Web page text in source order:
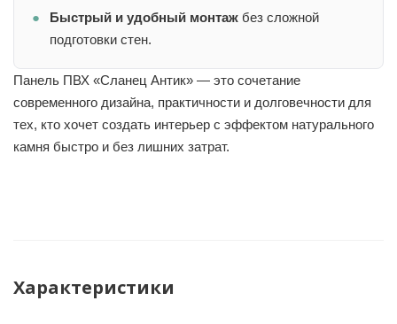
Быстрый и удобный монтаж без сложной
подготовки стен.
Панель ПВХ «Сланец Антик» — это сочетание
современного дизайна, практичности и долговечности для
тех, кто хочет создать интерьер с эффектом натурального
камня быстро и без лишних затрат.
Характеристики